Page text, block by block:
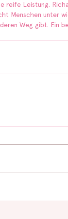
reife Leistung.
Menschen unter
Weg gibt. Ein